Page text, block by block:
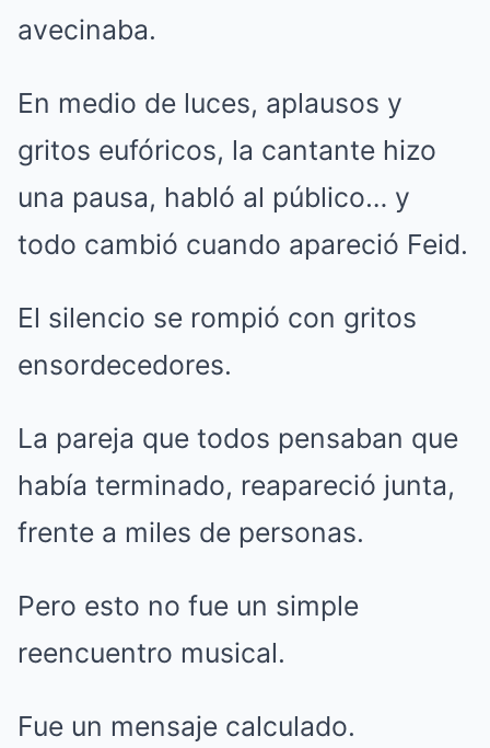
avecinaba.
En medio de luces, aplausos y
gritos eufóricos, la cantante hizo
una pausa, habló al público… y
todo cambió cuando apareció Feid.
El silencio se rompió con gritos
ensordecedores.
La pareja que todos pensaban que
había terminado, reapareció junta,
frente a miles de personas.
Pero esto no fue un simple
reencuentro musical.
Fue un mensaje calculado.